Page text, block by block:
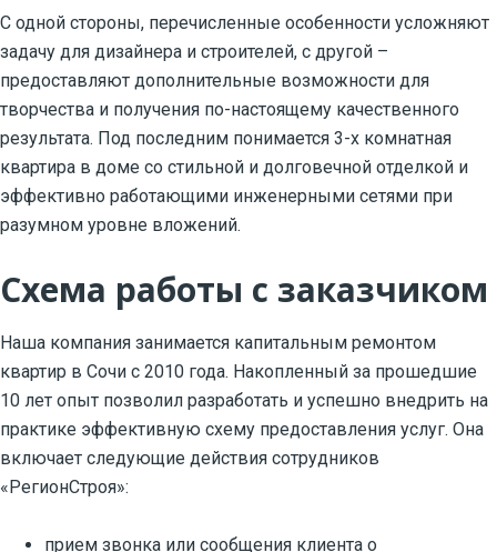
С одной стороны, перечисленные особенности усложняют
задачу для дизайнера и строителей, с другой –
предоставляют дополнительные возможности для
творчества и получения по-настоящему качественного
результата. Под последним понимается 3-х комнатная
квартира в доме со стильной и долговечной отделкой и
эффективно работающими инженерными сетями при
разумном уровне вложений.
Схема работы с заказчиком
Наша компания занимается капитальным ремонтом
квартир в Сочи с 2010 года. Накопленный за прошедшие
10 лет опыт позволил разработать и успешно внедрить на
практике эффективную схему предоставления услуг. Она
включает следующие действия сотрудников
«РегионСтроя»:
прием звонка или сообщения клиента о